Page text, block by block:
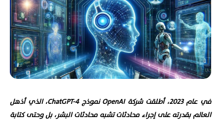
في عام 2023، أطلقت شركة OpenAI نموذج ChatGPT-4، الذي أذهل
العالم بقدرته على إجراء محادثات تشبه محادثات البشر، بل وحتى كتابة